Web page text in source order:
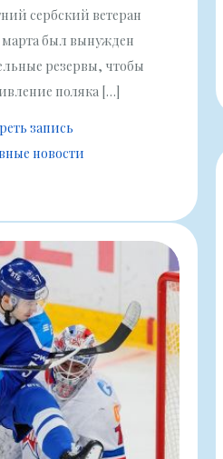
сербский ветеран
был вынужден
резервы, чтобы
поляка […]
запись
новости